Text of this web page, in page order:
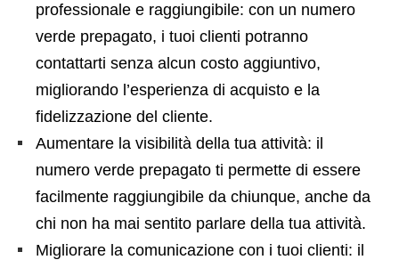
professionale e raggiungibile: con un numero
verde prepagato, i tuoi clienti potranno
contattarti senza alcun costo aggiuntivo,
migliorando l’esperienza di acquisto e la
fidelizzazione del cliente.
Aumentare la visibilità della tua attività: il
numero verde prepagato ti permette di essere
facilmente raggiungibile da chiunque, anche da
chi non ha mai sentito parlare della tua attività.
Migliorare la comunicazione con i tuoi clienti: il